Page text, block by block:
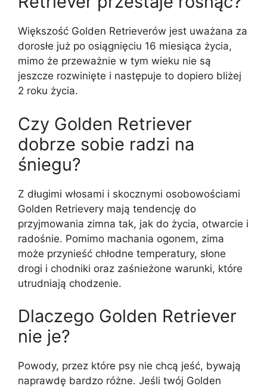
Większość Golden Retrieverów jest uważana za
dorosłe już po osiągnięciu 16 miesiąca życia,
mimo że przeważnie w tym wieku nie są
jeszcze rozwinięte i następuje to dopiero bliżej
2 roku życia.
Czy Golden Retriever
dobrze sobie radzi na
śniegu?
Z długimi włosami i skocznymi osobowościami
Golden Retrievery mają tendencję do
przyjmowania zimna tak, jak do życia, otwarcie i
radośnie. Pomimo machania ogonem, zima
może przynieść chłodne temperatury, słone
drogi i chodniki oraz zaśnieżone warunki, które
utrudniają chodzenie.
Dlaczego Golden Retriever
nie je?
Powody, przez które psy nie chcą jeść, bywają
naprawdę bardzo różne. Jeśli twój Golden